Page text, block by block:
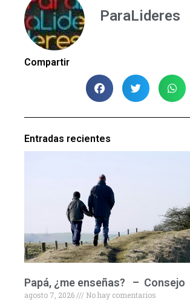
ParaLideres
Compartir
Entradas recientes
Papá, ¿me enseñas? – Consejo
agosto 7, 2026
No hay comentarios